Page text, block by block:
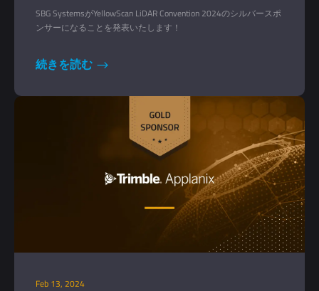
ー！
SBG SystemsがYellowScan LiDAR Convention 2024のシルバースポ
ンサーになることを発表いたします！
続きを読む
Feb 13, 2024